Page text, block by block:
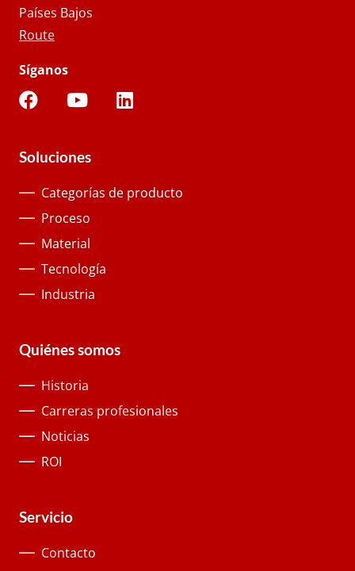
Países Bajos
Route
Síganos
Soluciones
Categorías de producto
Proceso
Material
Tecnología
Industria
Quiénes somos
Historia
Carreras profesionales
Noticias
ROI
Servicio
Contacto